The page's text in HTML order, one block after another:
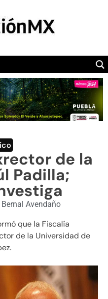
de la
Padilla;
Avendaño
que la Fiscalía
de la Universidad de